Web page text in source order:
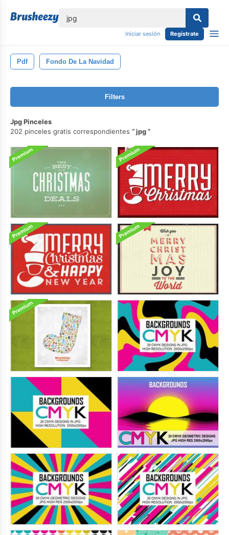
Iniciar sesión Regístrate
Pdf Fondo De La Navidad
Filters
Jpg Pinceles
202 pinceles gratis correspondientes
jpg